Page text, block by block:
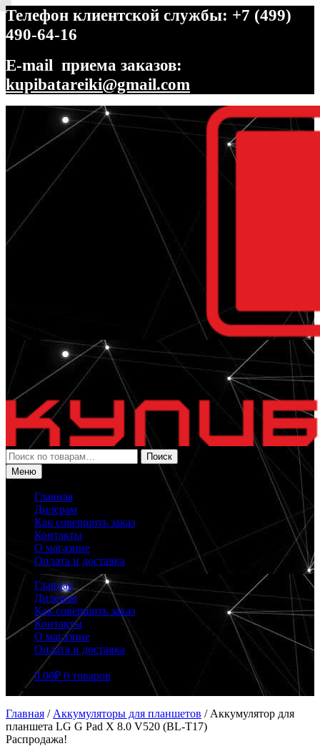
Телефон клиентской службы: +7 (499)
490-64-16
E-mail приема заказов:
kupibatareiki@gmail.com
Перейти
навигации
Перейти
содержимому
Искать:
Поиск
Меню
Главная
Дилерам
Как совершить заказ
Контакты
О магазине
Оплата и доставка
Главная
Дилерам
Как совершить заказ
Контакты
О магазине
Оплата и доставка
0.00₽ 0 товаров
Главная / Аккумуляторы для планшетов / Аккумулятор для
планшета LG G Pad X 8.0 V520 (BL-T17)
Распродажа!